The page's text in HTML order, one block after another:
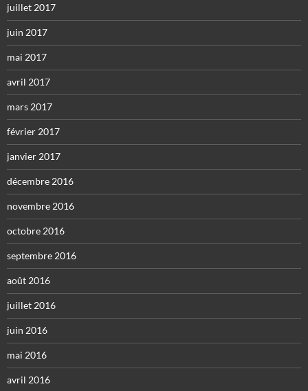
juillet 2017
juin 2017
mai 2017
avril 2017
mars 2017
février 2017
janvier 2017
décembre 2016
novembre 2016
octobre 2016
septembre 2016
août 2016
juillet 2016
juin 2016
mai 2016
avril 2016